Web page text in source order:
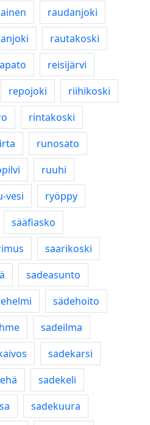
raudanjoki
rautakoski
reisijärvi
repojoki
riihikoski
rintakoski
runosato
ruuhi
vesi
ryöppy
sääfiasko
saarikoski
sadeasunto
sädehoito
sadeilma
sadekarsi
sadekeli
sadekuura